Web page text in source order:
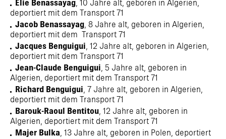
Elie Benassayag, 10 Jahre alt, geboren in Algerien,
deportiert mit dem Transport 71
Jacob Benassayag, 8 Jahre alt, geboren in Algerien,
deportiert mit dem Transport 71
Jacques Benguigui, 12 Jahre alt, geboren in Algerien,
deportiert mit dem Transport 71
Jean-Claude Benguigui, 5 Jahre alt, geboren in
Algerien, deportiert mit dem Transport 71
Richard Benguigui, 7 Jahre alt, geboren in Algerien,
deportiert mit dem Transport 71
Barouk-Raoul Bentitou, 12 Jahre alt, geboren in
Algerien, deportiert mit dem Transport 71
Majer Bulka, 13 Jahre alt, geboren in Polen, deportiert